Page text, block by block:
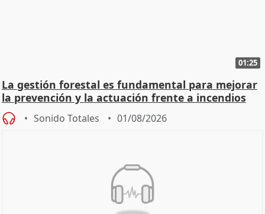
01:25
La gestión forestal es fundamental para mejorar
la prevención y la actuación frente a incendios
Sonido Totales 01/08/2026